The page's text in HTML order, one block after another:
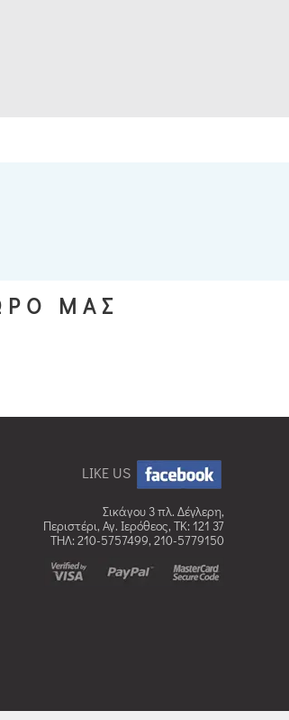
ΜΑΣ
LIKE US
Σικάγου 3 πλ. Δέγλερη,
Περιστέρι, Αγ. Ιερόθεος, TK: 121 37
ΤΗΛ: 210-5757499, 210-5779150